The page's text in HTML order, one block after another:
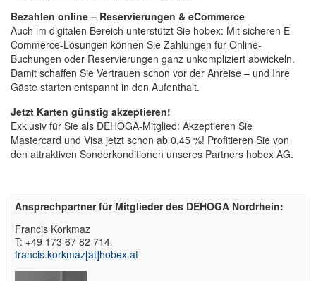
Bezahlen online – Reservierungen & eCommerce
Auch im digitalen Bereich unterstützt Sie hobex: Mit sicheren E-
Commerce-Lösungen können Sie Zahlungen für Online-
Buchungen oder Reservierungen ganz unkompliziert abwickeln.
Damit schaffen Sie Vertrauen schon vor der Anreise – und Ihre
Gäste starten entspannt in den Aufenthalt.
Jetzt Karten günstig akzeptieren!
Exklusiv für Sie als DEHOGA-Mitglied: Akzeptieren Sie
Mastercard und Visa jetzt schon ab 0,45 %! Profitieren Sie von
den attraktiven Sonderkonditionen unseres Partners hobex AG.
Ansprechpartner für Mitglieder des DEHOGA Nordrhein:
Francis Korkmaz
T: +49 173 67 82 714
francis.korkmaz​[at]​hobex.at